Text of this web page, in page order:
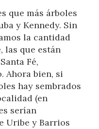
que más árboles
y Kennedy. Sin
la cantidad
las que están
Fé,
Ahora bien, si
hay sembrados
(en
serían
Uribe y Barrios